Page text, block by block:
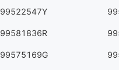
99522547Y
99581836R
99575169G